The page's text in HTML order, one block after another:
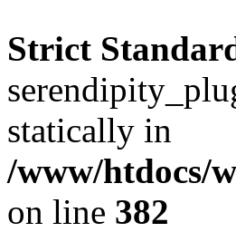
Strict
statically in
/www/htdocs/
on line 382